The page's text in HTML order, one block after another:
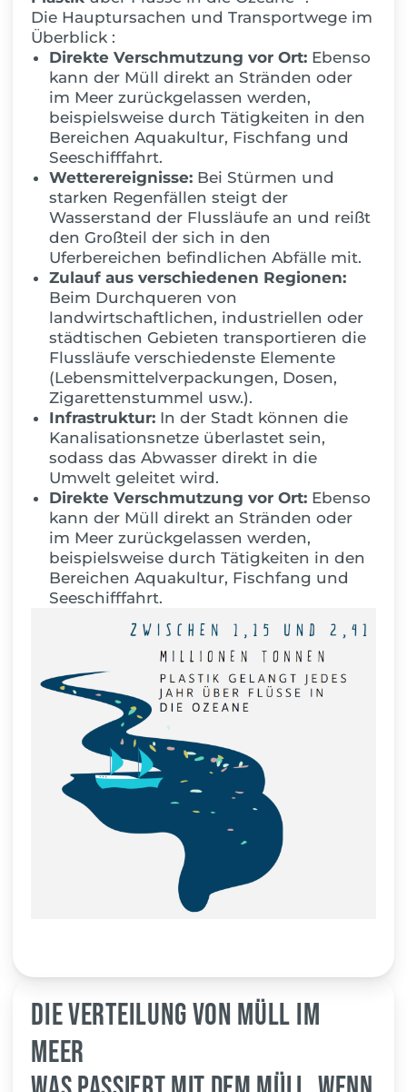
Die Hauptursachen und Transportwege im
Überblick :
Direkte Verschmutzung vor Ort: Ebenso
kann der Müll direkt an Stränden oder
im Meer zurückgelassen werden,
beispielsweise durch Tätigkeiten in den
Bereichen Aquakultur, Fischfang und
Seeschifffahrt.
Wetterereignisse: Bei Stürmen und
starken Regenfällen steigt der
Wasserstand der Flussläufe an und reißt
den Großteil der sich in den
Uferbereichen befindlichen Abfälle mit.
Zulauf aus verschiedenen Regionen:
Beim Durchqueren von
landwirtschaftlichen, industriellen oder
städtischen Gebieten transportieren die
Flussläufe verschiedenste Elemente
(Lebensmittelverpackungen, Dosen,
Zigarettenstummel usw.).
Infrastruktur: In der Stadt können die
Kanalisationsnetze überlastet sein,
sodass das Abwasser direkt in die
Umwelt geleitet wird.
Direkte Verschmutzung vor Ort: Ebenso
kann der Müll direkt an Stränden oder
im Meer zurückgelassen werden,
beispielsweise durch Tätigkeiten in den
Bereichen Aquakultur, Fischfang und
Seeschifffahrt.
Die Verteilung von Müll im
Meer